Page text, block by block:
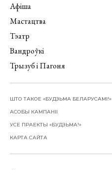
Афіша
Мастацтва
Тэатр
Вандроўкі
Трызуб і Пагоня
ШТО ТАКОЕ «БУДЗЬМА БЕЛАРУСАМІ!»
АСОБЫ КАМПАНІІ
УСЕ ПРАЕКТЫ «БУДЗЬМА!»
КАРТА САЙТА